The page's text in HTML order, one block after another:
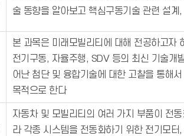
술 동향을 알아보고 핵심구동기술 관련 설
본 과목은 미래모빌리티에 대해 전공하고자
전기구동, 자율주행, SDV 등의 최신 기술개
어난 첨단 및 융합기술에 대한 고찰을 통해
목적으로 한다
자동차 및 모빌리티의 여러 가지 부품이 전
라 각종 시스템을 전동화하기 위한 전기모